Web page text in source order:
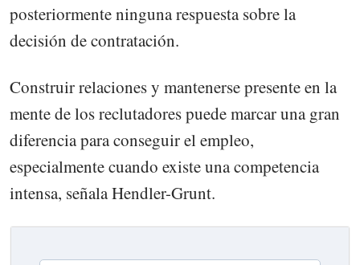
posteriormente ninguna respuesta sobre la
decisión de contratación.
Construir relaciones y mantenerse presente en la
mente de los reclutadores puede marcar una gran
diferencia para conseguir el empleo,
especialmente cuando existe una competencia
intensa, señala Hendler-Grunt.